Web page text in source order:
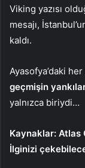
Viking yazısı
mesajı,
kaldı.
Ayasofya’daki
geçmişin
yalnızca biriydi…
Kaynaklar: Atlas
İlginizi